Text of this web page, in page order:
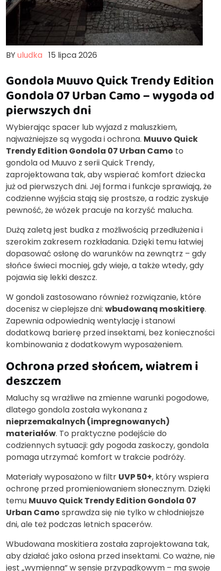
BYuludka 15 lipca 2026
Gondola Muuvo Quick Trendy Edition
Gondola 07 Urban Camo – wygoda od
pierwszych dni
Wybierając spacer lub wyjazd z maluszkiem,
najważniejsze są wygoda i ochrona. Muuvo Quick
Trendy Edition Gondola 07 Urban Camo to
gondola od Muuvo z serii Quick Trendy,
zaprojektowana tak, aby wspierać komfort dziecka
już od pierwszych dni. Jej forma i funkcje sprawiają, że
codzienne wyjścia stają się prostsze, a rodzic zyskuje
pewność, że wózek pracuje na korzyść malucha.
Dużą zaletą jest budka z możliwością przedłużenia i
szerokim zakresem rozkładania. Dzięki temu łatwiej
dopasować osłonę do warunków na zewnątrz – gdy
słońce świeci mocniej, gdy wieje, a także wtedy, gdy
pojawia się lekki deszcz.
W gondoli zastosowano również rozwiązanie, które
docenisz w cieplejsze dni: wbudowaną moskitierę.
Zapewnia odpowiednią wentylację i stanowi
dodatkową barierę przed insektami, bez konieczności
kombinowania z dodatkowym wyposażeniem.
Ochrona przed słońcem, wiatrem i
deszczem
Maluchy są wrażliwe na zmienne warunki pogodowe,
dlatego gondola została wykonana z
nieprzemakalnych (impregnowanych)
materiałów. To praktyczne podejście do
codziennych sytuacji: gdy pogoda zaskoczy, gondola
pomaga utrzymać komfort w trakcie podróży.
Materiały wyposażono w filtr UVP 50+, który wspiera
ochronę przed promieniowaniem słonecznym. Dzięki
temu Muuvo Quick Trendy Edition Gondola 07
Urban Camo sprawdza się nie tylko w chłodniejsze
dni, ale też podczas letnich spacerów.
Wbudowana moskitiera została zaprojektowana tak,
aby działać jako osłona przed insektami. Co ważne, nie
jest „wymienna” w sensie przypadkowym – ma swoje